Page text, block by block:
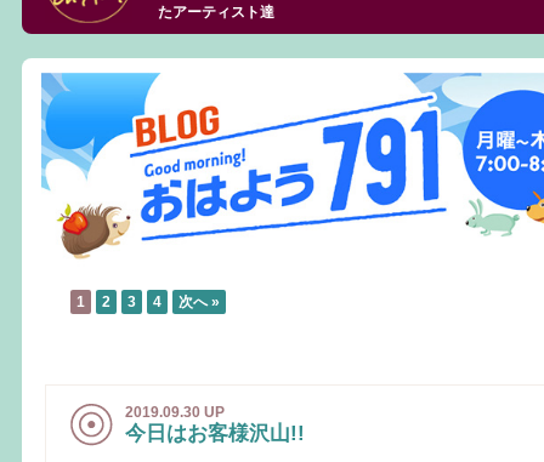
たアーティスト達
1 2 3 4 次へ »
2019.09.30 UP
今日はお客様沢山!!